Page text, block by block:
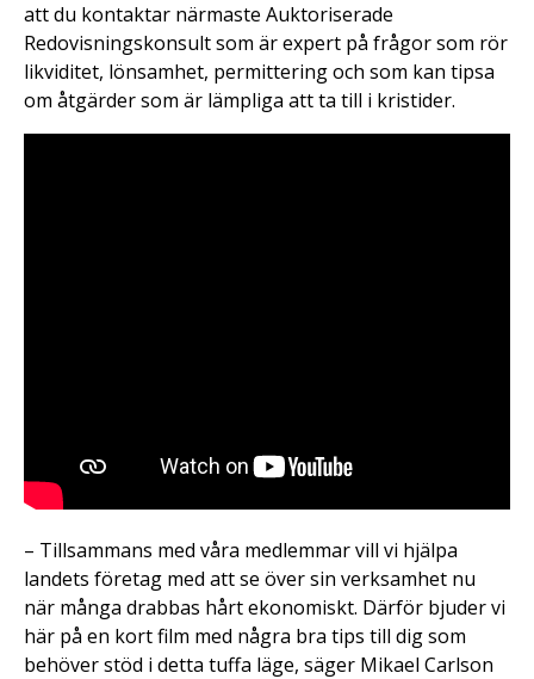
att du kontaktar närmaste Auktoriserade
Redovisningskonsult som är expert på frågor som rör
likviditet, lönsamhet, permittering och som kan tipsa
om åtgärder som är lämpliga att ta till i kristider.
– Tillsammans med våra medlemmar vill vi hjälpa
landets företag med att se över sin verksamhet nu
när många drabbas hårt ekonomiskt. Därför bjuder vi
här på en kort film med några bra tips till dig som
behöver stöd i detta tuffa läge, säger Mikael Carlson